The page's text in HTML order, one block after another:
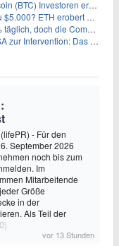
Höchststand seit Dezember 2024
zurück, während Institutionen weiter akkumulieren
Community bleibt optimistisch
Das größte Risiko seit 15 Jahren
- Für den
September 2026
noch bis zum
Im
Mitarbeitende
Größe
in der
Als Teil der
vor 13 Stunden